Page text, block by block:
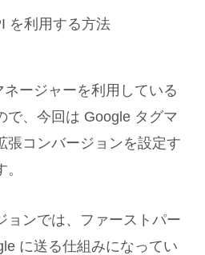
を利用する方法
ージャーを利用している
で、今回は Google タグマ
張コンバージョンを設定す
ョンでは、ファーストパー
に送る仕組みになってい